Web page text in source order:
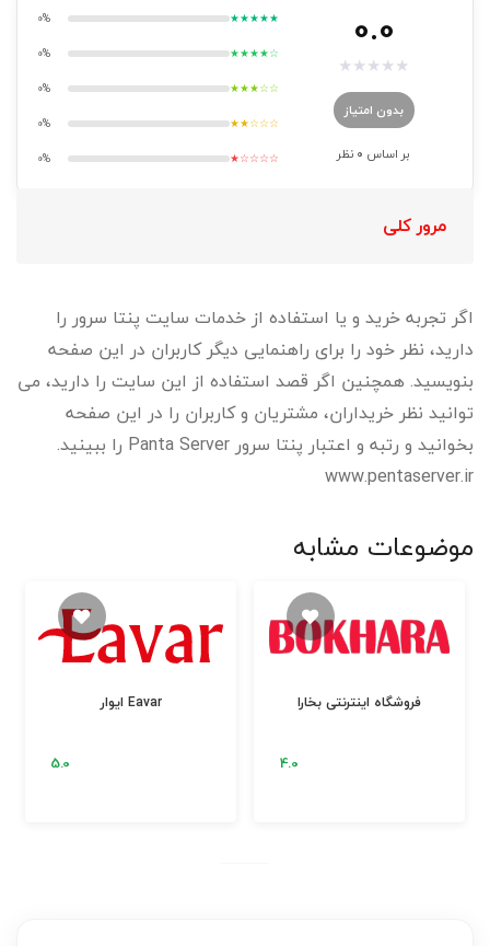
0.0
★
★
★
★
★
بدون امتیاز
بر اساس 0 نظر
★★★★★
0%
★★★★☆
0%
★★★☆☆
0%
★★☆☆☆
0%
★☆☆☆☆
0%
مرور کلی
اگر تجربه خرید و یا استفاده از خدمات سایت پنتا سرور را
دارید، نظر خود را برای راهنمایی دیگر کاربران در این صفحه
بنویسید. همچنین اگر قصد استفاده از این سایت را دارید، می
توانید نظر خریداران، مشتریان و کاربران را در این صفحه
بخوانید و رتبه و اعتبار پنتا سرور Panta Server را ببینید.
www.pentaserver.ir
موضوعات مشابه
ایوار Eavar فروشگاه اینترنتی بخارا